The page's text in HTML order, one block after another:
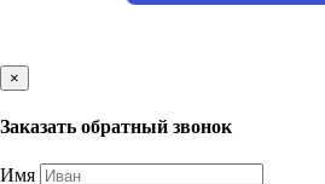
×
Заказать обратный звонок
Имя